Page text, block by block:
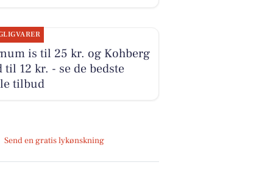
is til 25 kr. og Kohberg
til 12 kr. - se de bedste
tilbud
Send en gratis lykønskning